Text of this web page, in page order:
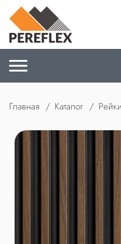
Главная Каталог